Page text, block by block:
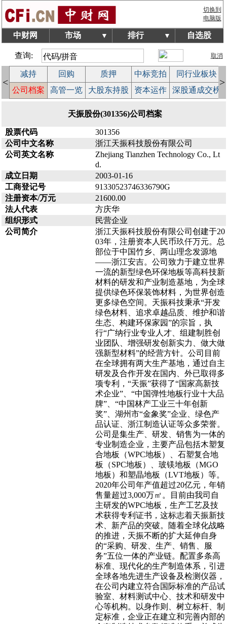
切换到
电脑版
中财网 市场 ▼ 排行 ▼ 自选股
查询: 取消
<
减持 回购 质押 中标竞拍
同行业板块
公司档案 高管一览 大股东持股 资本运作 深股通成交榜
>
天振股份(301356)公司档案
股票代码
301356
公司中文名称
浙江天振科技股份有限公司
公司英文名称
Zhejiang Tianzhen Technology Co., Lt
d.
成立日期
2003-01-16
工商登记号
91330523746336790G
注册资本/万元
21600.00
法人代表
方庆华
组织形式
民营企业
公司简介
浙江天振科技股份有限公司创建于20
03年，注册资本人民币玖仟万元。总
部位于中国竹乡、两山理念发源地
——浙江安吉。公司致力于建立世界
一流的新型绿色环保地板等高科技新
材料的研发和产业制造基地，为全球
提供绿色环保装饰材料，为世界创造
更多绿色空间。天振科技秉承“开发
绿色材料、追求卓越品质、维护和谐
生态、构建环保家园”的宗旨，执
行“广纳行业专业人才、组建制胜创
业团队、增强研发创新实力、做大做
强新型材料”的经营方针。公司目前
在全球拥有两大生产基地，通过自主
研发及合作开发在国内、外已取得多
项专利，“天振”获得了“国家高新技
术企业”、“中国弹性地板行业十大品
牌”、“中国林产工业三十年创新
奖”、湖州市“金象奖”企业、绿色产
品认证、浙江制造认证等众多荣誉。
公司是集生产、研发、销售为一体的
专业制造企业，主要产品包括木塑复
合地板（WPC地板）、石塑复合地
板（SPC地板）、玻镁地板（MGO
地板）和塑晶地板（LVT地板）等。
2020年公司年产值超过20亿元，年销
售量超过3,000万㎡。目前由我司自
主研发的WPC地板，生产工艺及技
术获得专利证书，这标志着天振新技
术、新产品的突破。随着全球化战略
的推进，天振不断的扩大延伸自身
的“采购、研发、生产、销售、服
务”五位一体的产业链。配置多条高
标准、现代化的生产制造体系，引进
全球各地先进生产设备及检测仪器，
在公司内建立符合国际标准的产品试
验室、材料测试中心、技术和研发中
心等机构。以身作则、树立标杆、制
定标准，企业正在建立和完善内部的